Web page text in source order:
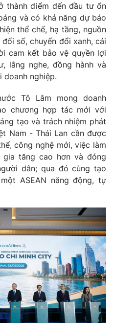
thành điểm đến đầu tư ổn
và có khả năng dự báo
thể chế, hạ tầng, nguồn
số, chuyển đổi xanh, cải
cam kết bảo vệ quyền lợi
lắng nghe, đồng hành và
doanh nghiệp.
Tô Lâm mong doanh
chương hợp tác mới với
tạo và trách nhiệm phát
Nam - Thái Lan cần được
công nghệ mới, việc làm
tăng cao hơn và đóng
dân; qua đó cùng tạo
ASEAN năng động, tự